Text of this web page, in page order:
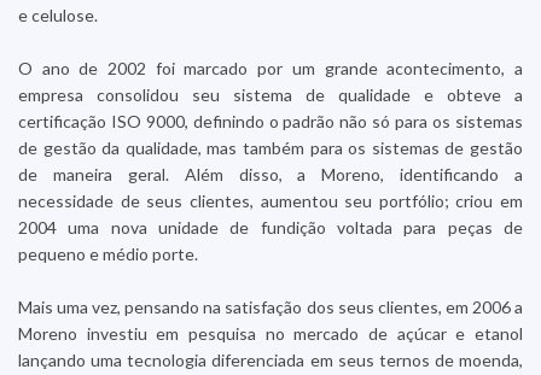
e celulose.
O ano de 2002 foi marcado por um grande acontecimento, a
empresa consolidou seu sistema de qualidade e obteve a
certificação ISO 9000, definindo o padrão não só para os sistemas
de gestão da qualidade, mas também para os sistemas de gestão
de maneira geral. Além disso, a Moreno, identificando a
necessidade de seus clientes, aumentou seu portfólio; criou em
2004 uma nova unidade de fundição voltada para peças de
pequeno e médio porte.
Mais uma vez, pensando na satisfação dos seus clientes, em 2006 a
Moreno investiu em pesquisa no mercado de açúcar e etanol
lançando uma tecnologia diferenciada em seus ternos de moenda,